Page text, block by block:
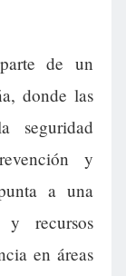
de un
donde las
seguridad
y
a una
y recursos
en áreas